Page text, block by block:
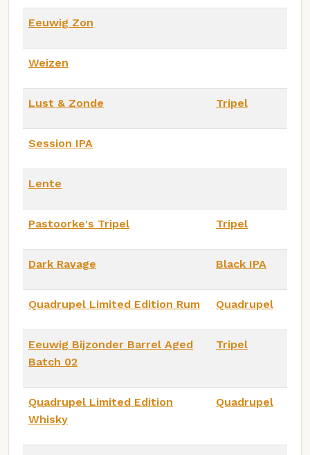
Eeuwig Zon
Weizen
Lust & Zonde Tripel
Session IPA
Lente
Pastoorke's Tripel Tripel
Dark Ravage Black IPA
Quadrupel Limited Edition Rum Quadrupel
Eeuwig Bijzonder Barrel Aged
Batch 02
Tripel
Quadrupel Limited Edition
Whisky
Quadrupel